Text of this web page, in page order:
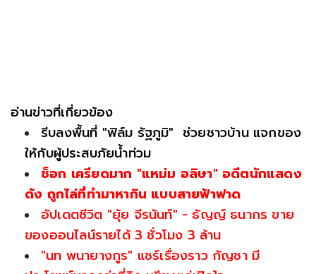
อ่านข่าวที่เกี่ยวข้อง
รีบลงพื้นที่ "ฟิล์ม รัฐภูมิ" ช่วยชาวบ้าน แจกของ
ให้กับผู้ประสบภัยน้ำท่วม
ช็อก เครียดมาก "แหม่ม อลิษา" อดีตนักแสดง
ดัง ถูกไล่ที่ทำมาหากิน แบบสายฟ้าฟาด
อัปเดตชีวิต "ยุ้ย จีรนันท์" - ธัญญ์ ธนากร ขาย
ของออนไลน์รายได้ 3 ชั่วโมง 3 ล้าน
"นท พนายางกูร" แชร์เรื่องราว กัญชา มี